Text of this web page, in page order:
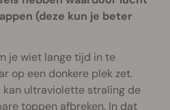
(deze kun je beter
je wiet lange tijd in te
op een donkere plek zet.
ultraviolette straling de
toppen afbreken. In dat